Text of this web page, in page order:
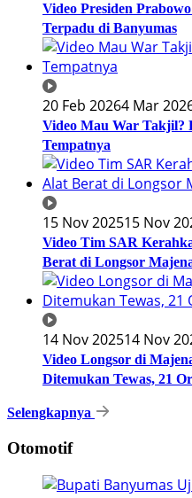
Video Presiden
Terpadu di Banyumas
20 Feb 20264 Mar
Video Mau War Takjil?
Tempatnya
15 Nov 202515 Nov
Video Tim SAR
Berat di Longsor
14 Nov 202514 Nov
Video Longsor di
Ditemukan Tewas, 21
Selengkapnya
Otomotif